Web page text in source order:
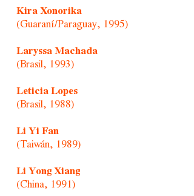
Kira Xonorika
(Guaraní/Paraguay, 1995)
Laryssa Machada
(Brasil, 1993)
Leticia Lopes
(Brasil, 1988)
Li Yi Fan
(Taiwán, 1989)
Li Yong Xiang
(China, 1991)